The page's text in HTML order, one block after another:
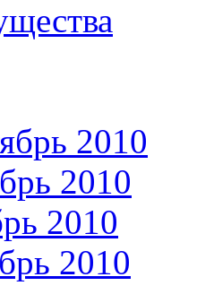
2010
2010
2010
2010